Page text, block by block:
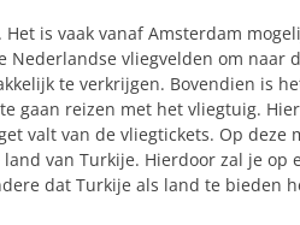
is vaak vanaf Amsterdam
Nederlandse vliegvelden om naar
te verkrijgen. Bovendien is
gaan reizen met het vliegtuig.
valt van de vliegtickets. Op deze
van Turkije. Hierdoor zal je op
dat Turkije als land te bieden